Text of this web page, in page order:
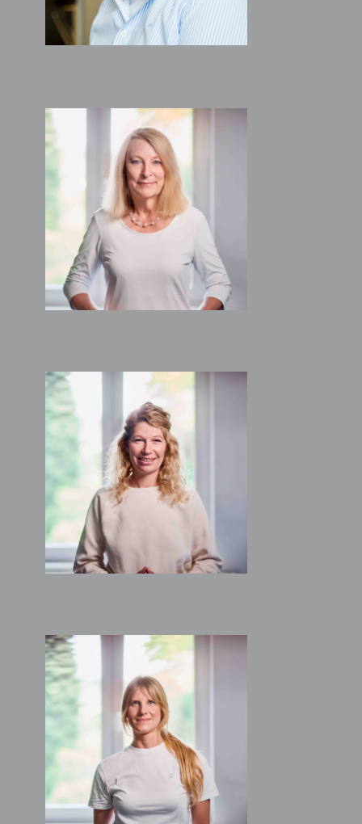
ULI FRANKE
Sekretariat
MAREN ABEL
Architektin
CHRISTINA RUNKEL
Architektin